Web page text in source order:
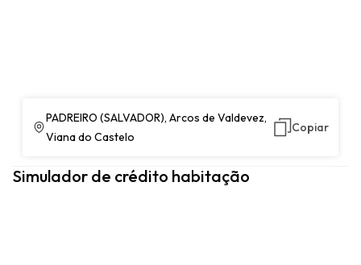
PADREIRO (SALVADOR), Arcos de Valdevez,
Viana do Castelo
Copiar
Simulador de crédito habitação